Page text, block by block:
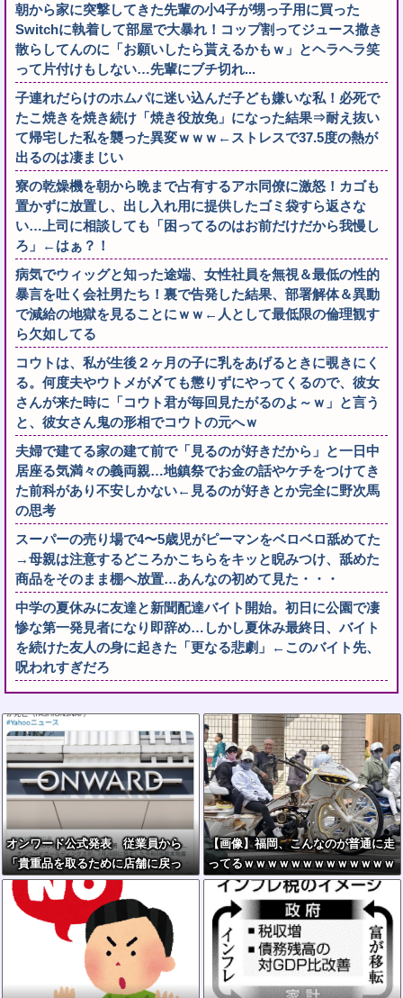
朝から家に突撃してきた先輩の小4子が甥っ子用に買った
Switchに執着して部屋で大暴れ！コップ割ってジュース撒き
散らしてんのに「お願いしたら貰えるかもｗ」とヘラヘラ笑
って片付けもしない…先輩にブチ切れ...
子連れだらけのホムパに迷い込んだ子ども嫌いな私！必死で
たこ焼きを焼き続け「焼き役放免」になった結果⇒耐え抜い
て帰宅した私を襲った異変ｗｗｗ←ストレスで37.5度の熱が
出るのは凄まじい
寮の乾燥機を朝から晩まで占有するアホ同僚に激怒！カゴも
置かずに放置し、出し入れ用に提供したゴミ袋すら返さな
い…上司に相談しても「困ってるのはお前だけだから我慢し
ろ」←はぁ？！
病気でウィッグと知った途端、女性社員を無視＆最低の性的
暴言を吐く会社男たち！裏で告発した結果、部署解体＆異動
で減給の地獄を見ることにｗｗ←人として最低限の倫理観す
ら欠如してる
コウトは、私が生後２ヶ月の子に乳をあげるときに覗きにく
る。何度夫やウトメが〆ても懲りずにやってくるので、彼女
さんが来た時に「コウト君が毎回見たがるのよ～ｗ」と言う
と、彼女さん鬼の形相でコウトの元へｗ
夫婦で建てる家の建て前で「見るのが好きだから」と一日中
居座る気満々の義両親…地鎮祭でお金の話やケチをつけてき
た前科があり不安しかない←見るのが好きとか完全に野次馬
の思考
スーパーの売り場で4〜5歳児がピーマンをベロベロ舐めてた
→母親は注意するどころかこちらをキッと睨みつけ、舐めた
商品をそのまま棚へ放置…あんなの初めて見た・・・
中学の夏休みに友達と新聞配達バイト開始。初日に公園で凄
惨な第一発見者になり即辞め…しかし夏休み最終日、バイト
を続けた友人の身に起きた「更なる悲劇」←このバイト先、
呪われすぎだろ
オンワード公式発表 従業員から
「貴重品を取るために店舗に戻っ
た」と連絡があった 戻れ指示して
ない
【画像】福岡、こんなのが普通に走
ってるｗｗｗｗｗｗｗｗｗｗｗｗｗ
ｗｗｗｗｗｗｗｗｗｗｗｗｗｗｗｗ
ｗｗｗｗｗｗｗｗｗｗｗ